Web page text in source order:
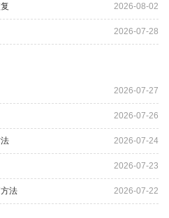
2026-08-02
2026-07-28
2026-07-27
2026-07-26
2026-07-24
2026-07-23
法 2026-07-22